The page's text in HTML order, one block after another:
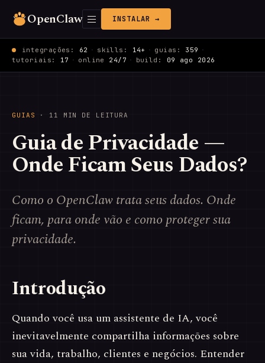
OpenClaw INSTALAR →
integrações: 62 · skills: 14+ · guias: 359 ·
tutoriais: 17 · online 24/7 · build: 09 ago 2026
GUIAS · 11 MIN DE LEITURA
Guia de Privacidade —
Onde Ficam Seus Dados?
Como o OpenClaw trata seus dados. Onde
ficam, para onde vão e como proteger sua
privacidade.
Introdução
Quando você usa um assistente de IA, você
inevitavelmente compartilha informações sobre
sua vida, trabalho, clientes e negócios. Entender